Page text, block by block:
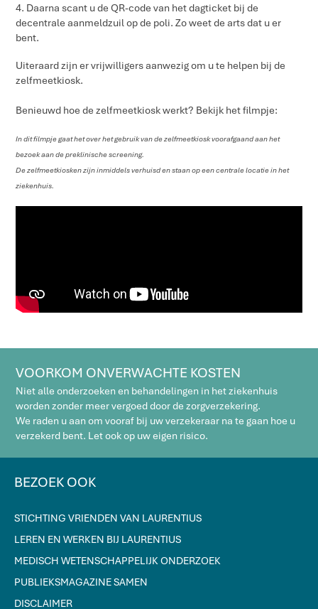
4. Daarna scant u de QR-code van het dagticket bij de
decentrale aanmeldzuil op de poli. Zo weet de arts dat u er
bent.
Uiteraard zijn er vrijwilligers aanwezig om u te helpen bij de
zelfmeetkiosk.
Benieuwd hoe de zelfmeetkiosk werkt? Bekijk het filmpje:
In dit filmpje gaat het over het gebruik van de zelfmeetkiosk voorafgaand aan het
bezoek aan de preklinische screening.
De zelfmeetkiosken zijn inmiddels verhuisd en staan op een centrale locatie in het
ziekenhuis.
VOORKOM ONVERWACHTE KOSTEN
Niet alle onderzoeken en behandelingen in het ziekenhuis
worden zonder meer vergoed door de zorgverzekering.
We raden u aan om vooraf bij uw verzekeraar na te gaan hoe u
verzekerd bent. Let ook op uw eigen risico.
BEZOEK OOK
STICHTING VRIENDEN VAN LAURENTIUS
LEREN EN WERKEN BIJ LAURENTIUS
MEDISCH WETENSCHAPPELIJK ONDERZOEK
PUBLIEKSMAGAZINE SAMEN
DISCLAIMER